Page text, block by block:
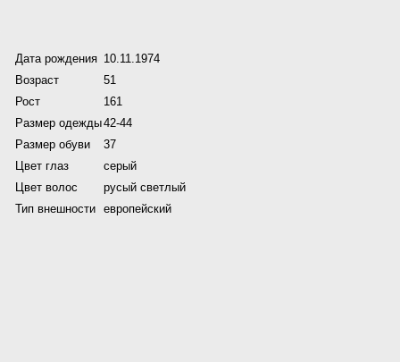
Дата рождения 10.11.1974
Возраст
51
Рост
161
Размер одежды42-44
Размер обуви
37
Цвет глаз
серый
Цвет волос
русый светлый
Тип внешности европейский